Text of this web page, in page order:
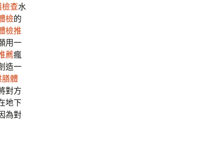
檢查水
檢的
檢推
用一
薦瘋
造一
膳體
對方
地下
為對